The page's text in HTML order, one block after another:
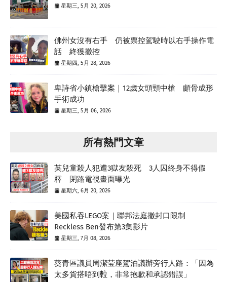
星期三, 5月 20, 2026
佛州女沒有右手 仍被票控駕駛時以右手操作電
話 終獲撤控
星期四, 5月 28, 2026
卑詩省小鎮槍擊案｜12歲女頭頸中槍 顱骨成形
手術成功
星期三, 5月 06, 2026
所有熱門文章
英兒童殺人犯遭3獄友殺死 3人囚終身不得假
釋 閉路電視畫面曝光
星期六, 6月 20, 2026
美國私吞LEGO案｜聯邦法庭撤封口限制
Reckless Ben發布第3集影片
星期三, 7月 08, 2026
葵青區議員周潔莹座駕泊議辦旁行人路：「因為
太多貨搭唔到𨋢，非常抱歉和承認錯誤」